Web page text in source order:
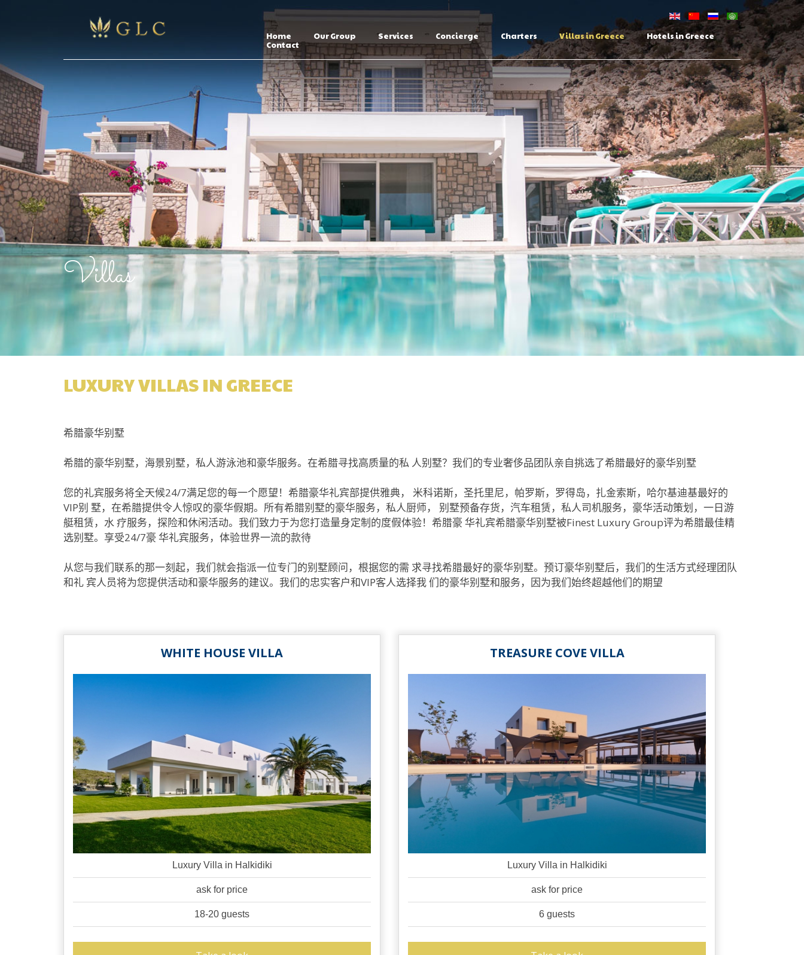
Home Our Group Services Concierge Charters Villas in Greece
Hotels in Greece
Contact
Villas
LUXURY VILLAS IN GREECE
希腊豪华别墅
希腊的豪华别墅，海景别墅，私人游泳池和豪华服务。在希腊寻找高质量的私 人别墅？我们的专业奢侈品团队亲自挑选了希腊最好的豪华别墅
您的礼宾服务将全天候24/7满足您的每一个愿望！希腊豪华礼宾部提供雅典， 米科诺斯，圣托里尼，帕罗斯，罗得岛，扎金索斯，哈尔基迪基最好的
VIP别 墅，在希腊提供令人惊叹的豪华假期。所有希腊别墅的豪华服务，私人厨师， 别墅预备存货，汽车租赁，私人司机服务，豪华活动策划，一日游
艇租赁，水 疗服务，探险和休闲活动。我们致力于为您打造量身定制的度假体验！希腊豪 华礼宾希腊豪华别墅被Finest Luxury Group评为希腊最佳精
选别墅。享受24/7豪 华礼宾服务，体验世界一流的款待
从您与我们联系的那一刻起，我们就会指派一位专门的别墅顾问，根据您的需 求寻找希腊最好的豪华别墅。预订豪华别墅后，我们的生活方式经理团队
和礼 宾人员将为您提供活动和豪华服务的建议。我们的忠实客户和VIP客人选择我 们的豪华别墅和服务，因为我们始终超越他们的期望
WHITE HOUSE VILLA
Luxury Villa in Halkidiki
ask for price
18-20 guests
TREASURE COVE VILLA
Luxury Villa in Halkidiki
ask for price
6 guests